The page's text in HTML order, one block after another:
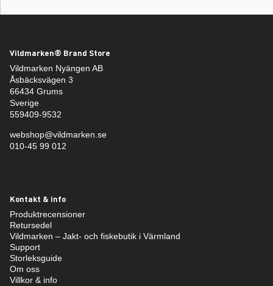
Vildmarken® Brand Store
Vildmarken Nyängen AB
Åsbäcksvägen 3
66434 Grums
Sverige
559409-9532
webshop@vildmarken.se
010-45 99 012
Kontakt & info
Produktrecensioner
Retursedel
Vildmarken – Jakt- och fiskebutik i Värmland
Support
Storleksguide
Om oss
Villkor & info